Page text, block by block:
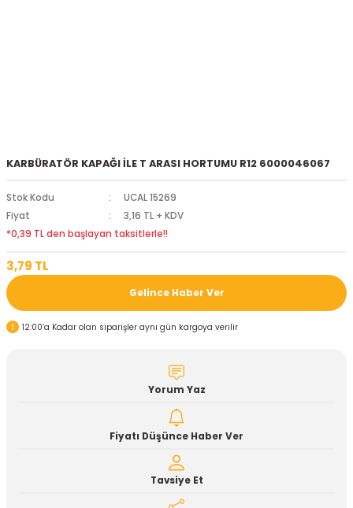
KARBÜRATÖR KAPAĞI İLE T ARASI HORTUMU R12 6000046067
Stok Kodu
UCAL 15269
Fiyat
3,16 TL + KDV
*0,39 TL den başlayan taksitlerle!!
3,79 TL
Gelince Haber Ver
12:00’a Kadar olan siparişler aynı gün kargoya verilir
Yorum Yaz
Fiyatı Düşünce Haber Ver
Tavsiye Et